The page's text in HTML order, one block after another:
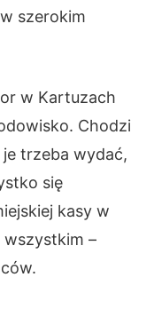
szerokim
w Kartuzach
Chodzi
trzeba wydać,
się
kasy w
–